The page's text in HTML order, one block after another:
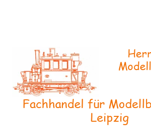
Fachhandel für
Leipzig